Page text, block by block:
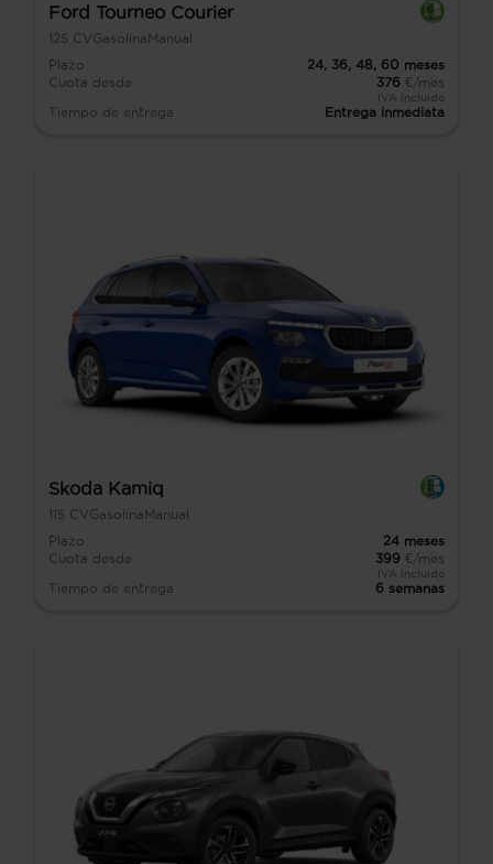
Ford Tourneo Courier
125 CVGasolinaManual
Plazo
24, 36, 48, 60 meses
Cuota desde
376 €/mes
IVA incluido
Tiempo de entrega Entrega inmediata
Skoda Kamiq
115 CVGasolina Manual
Plazo
24 meses
Cuota desde
399 €/mes
IVA incluido
Tiempo de entrega 6 semanas